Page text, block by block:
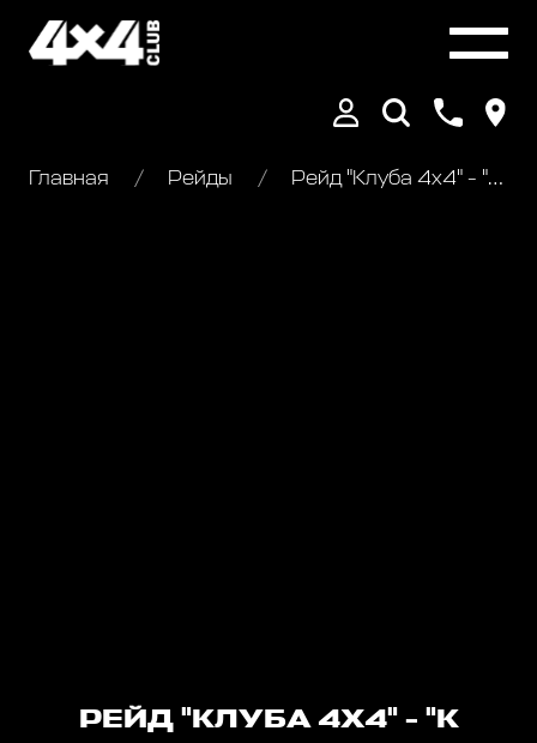
Главная Рейды Рейд "Клуба 4х4" - "К Шатурским мегалитам"
РЕЙД "КЛУБА 4Х4" - "К